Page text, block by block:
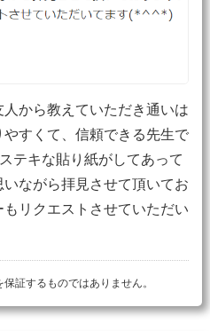
から教えていただき通いは
すくて、信頼できる先生で
テキな貼り紙がしてあって
ながら拝見させて頂いてお
リクエストさせていただい
証するものではありません。